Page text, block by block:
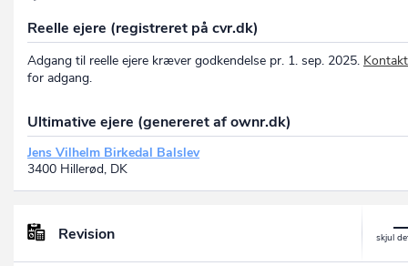
Reelle ejere (registreret på cvr.dk)
Adgang til reelle ejere kræver godkendelse pr. 1. sep. 2025.
for adgang.
Ultimative ejere (genereret af ownr.dk)
Jens Vilhelm Birkedal Balslev
3400 Hillerød, DK
Revision